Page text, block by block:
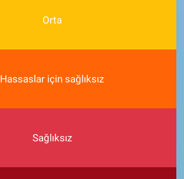
Orta
Hassaslar için sağlıksız
Sağlıksız